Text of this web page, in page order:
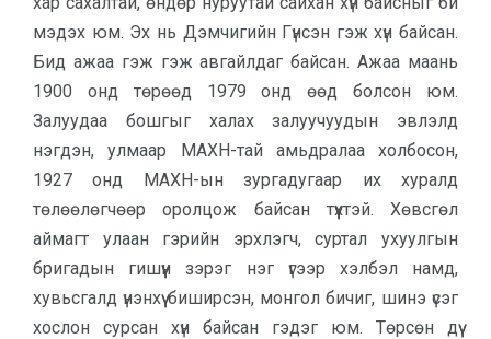
мэдэх юм. Эх нь Дэмчигийн Гүнсэн гэж хүн байсан.
Бид ажаа гэж гэж авгайлдаг байсан. Ажаа маань
1900 онд төрөөд 1979 онд өөд болсон юм.
Залуудаа бошгыг халах залуучуудын эвлэлд
нэгдэн, улмаар МАХН-тай амьдралаа холбосон,
1927 онд МАХН-ын зургадугаар их хуралд
төлөөлөгчөөр оролцож байсан түүхтэй. Хөвсгөл
аймагт улаан гэрийн эрхлэгч, суртал ухуулгын
бригадын гишүүн зэрэг нэг үгээр хэлбэл намд,
хувьсгалд үнэнхүү биширсэн, монгол бичиг, шинэ үсэг
хослон сурсан хүн байсан гэдэг юм. Төрсөн дүү